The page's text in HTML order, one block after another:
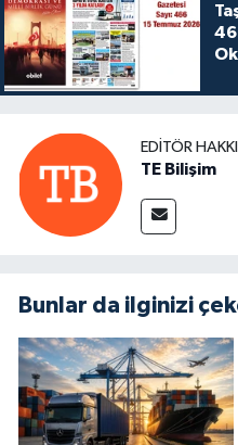
EDITÖR
TE Bilişim
Bunlar da ilginizi